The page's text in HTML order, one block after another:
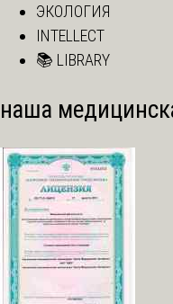
ЭКОЛОГИЯ
INTELLECT
📚 LIBRARY
наша